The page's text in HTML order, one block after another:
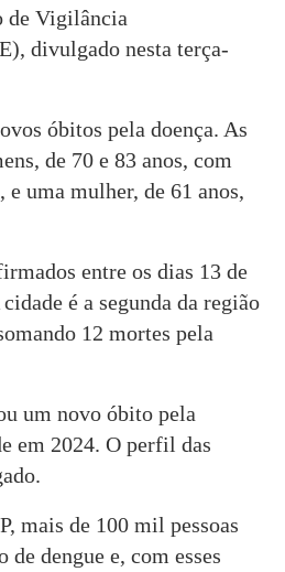
de Vigilância
divulgado nesta terça-
óbitos pela doença. As
de 70 e 83 anos, com
e uma mulher, de 61 anos,
entre os dias 13 de
é a segunda da região
12 mortes pela
um novo óbito pela
em 2024. O perfil das
mais de 100 mil pessoas
dengue e, com esses